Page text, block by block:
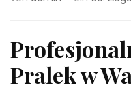
Pralek w